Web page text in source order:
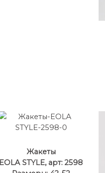
Жакеты
EOLA STYLE, арт: 2598